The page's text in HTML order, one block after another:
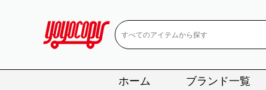
ホーム ブランド一覧